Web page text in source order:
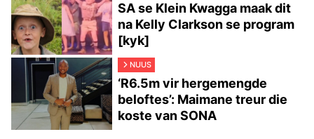
SA se Klein Kwagga maak dit
na Kelly Clarkson se program
[kyk]
NUUS
‘R6.5m vir hergemengde
beloftes’: Maimane treur die
koste van SONA